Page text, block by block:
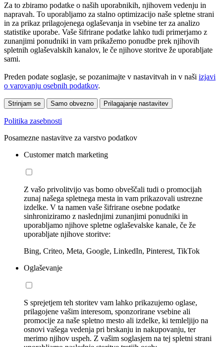
Za to zbiramo podatke o naših uporabnikih, njihovem vedenju in
napravah. To uporabljamo za stalno optimizacijo naše spletne strani
in za prikaz prilagojenega oglaševanja in vsebine ter za analizo
statistike uporabe. Vaše šifrirane podatke lahko tudi primerjamo z
zunanjimi ponudniki in vam prikažemo ponudbe prek njihovih
spletnih oglaševalskih kanalov, le če njihove storitve že uporabljate
sami.
Preden podate soglasje, se pozanimajte v nastavitvah in v naši izjavi
o varovanju osebnih podatkov.
Strinjam se Samo obvezno Prilagajanje nastavitev
Politika zasebnosti
Posamezne nastavitve za varstvo podatkov
Customer match marketing
Z vašo privolitvijo vas bomo obveščali tudi o promocijah
zunaj našega spletnega mesta in vam prikazovali ustrezne
izdelke. V ta namen vaše šifrirane osebne podatke
sinhroniziramo z naslednjimi zunanjimi ponudniki in
uporabljamo njihove spletne oglaševalske kanale, če že
uporabljate njihove storitve:
Bing, Criteo, Meta, Google, LinkedIn, Pinterest, TikTok
Oglaševanje
S sprejetjem teh storitev vam lahko prikazujemo oglase,
prilagojene vašim interesom, sponzorirane vsebine ali
promocije za naše spletno mesto ali izdelke, ki temleljijo na
osnovi vašega vedenja pri brskanju in nakupovanju, ter
merimo njihov uspeh. Z vašim soglasjem na tej spletni strani